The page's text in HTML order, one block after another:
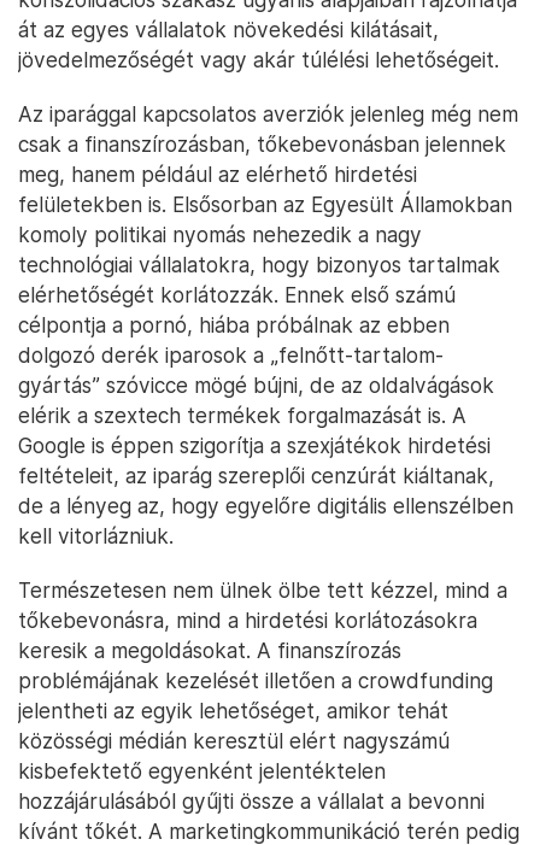
át az egyes vállalatok növekedési kilátásait,
jövedelmezőségét vagy akár túlélési lehetőségeit.
Az iparággal kapcsolatos averziók jelenleg még nem
csak a finanszírozásban, tőkebevonásban jelennek
meg, hanem például az elérhető hirdetési
felületekben is. Elsősorban az Egyesült Államokban
komoly politikai nyomás nehezedik a nagy
technológiai vállalatokra, hogy bizonyos tartalmak
elérhetőségét korlátozzák. Ennek első számú
célpontja a pornó, hiába próbálnak az ebben
dolgozó derék iparosok a „felnőtt-tartalom-
gyártás” szóvicce mögé bújni, de az oldalvágások
elérik a szextech termékek forgalmazását is. A
Google is éppen szigorítja a szexjátékok hirdetési
feltételeit, az iparág szereplői cenzúrát kiáltanak,
de a lényeg az, hogy egyelőre digitális ellenszélben
kell vitorlázniuk.
Természetesen nem ülnek ölbe tett kézzel, mind a
tőkebevonásra, mind a hirdetési korlátozásokra
keresik a megoldásokat. A finanszírozás
problémájának kezelését illetően a crowdfunding
jelentheti az egyik lehetőséget, amikor tehát
közösségi médián keresztül elért nagyszámú
kisbefektető egyenként jelentéktelen
hozzájárulásából gyűjti össze a vállalat a bevonni
kívánt tőkét. A marketingkommunikáció terén pedig